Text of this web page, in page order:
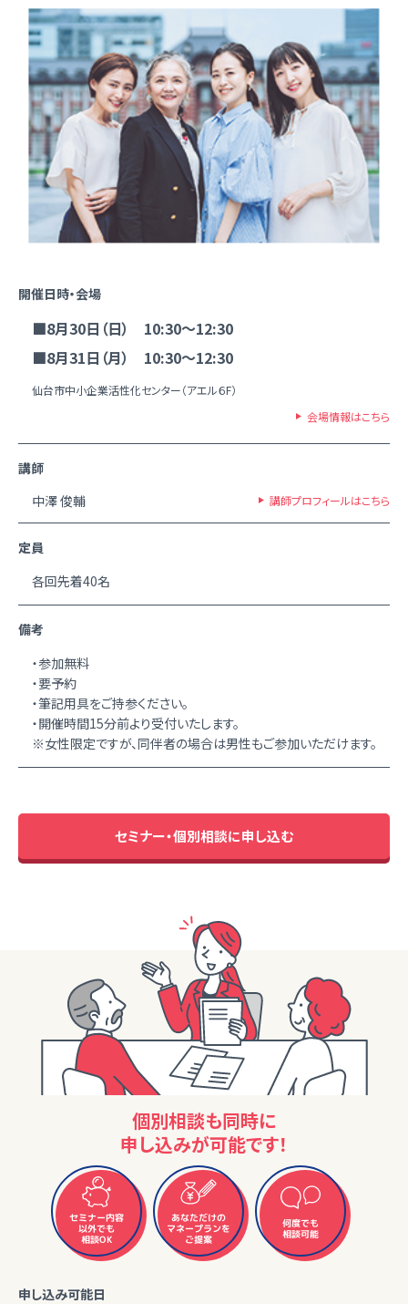
開催日時・会場
■8月30日（日） 10:30～12:30
■8月31日（月） 10:30～12:30
仙台市中小企業活性化センター（アエル６F）
会場情報はこちら
講師
中澤 俊輔
講師プロフィールはこちら
定員
各回先着40名
備考
・参加無料
・要予約
・筆記用具をご持参ください。
・開催時間15分前より受付いたします。
※女性限定ですが、同伴者の場合は男性もご参加いただけます。
セミナー・個別相談に申し込む
個別相談も同時に
申し込みが可能です！
セミナー内容
以外でも
相談OK
あなただけの
マネープランを
ご提案
何度でも
相談可能
申し込み可能日